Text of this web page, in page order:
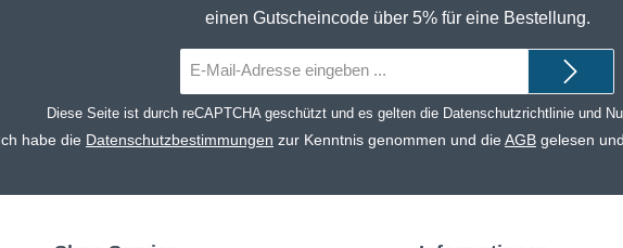
einen Gutscheincode über 5% für eine Bestellung.
Mail-
Adresse*
Diese Seite ist durch reCAPTCHA geschützt und es gelten die Datenschutzrichtlinieund
habe die Datenschutzbestimmungen zur Kenntnis genommen und die AGB gelesen